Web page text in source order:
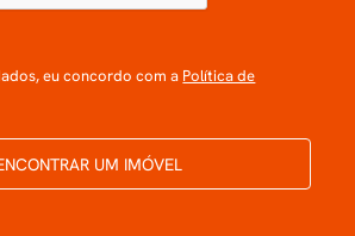
eu concordo com a Política de
UM IMÓVEL